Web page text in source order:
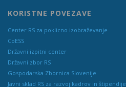
KORISTNE POVEZAVE
Center RS za poklicno izobraževanje
CoESS
Državni izpitni center
Državni zbor RS
Gospodarska Zbornica Slovenije
Javni sklad RS za razvoj kadrov in štipendije